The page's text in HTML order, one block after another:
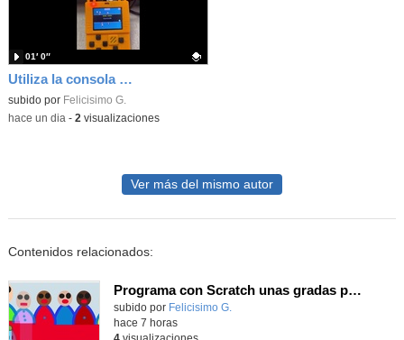
Utiliza la consola Meowbit de KIttenbot para jugar con tus programas MakeCode Arcade
Contenido educativo.
subido por Felicisimo G.
01′ 0″
-hace un dia - 2 visualizaciones
Ver más del mismo autor
Contenidos relacionados:
Programa con Scratch unas gradas para que produzca el efecto de desplazamiento.
Contenido educativo.
subido por Felicisimo G.
hace 7 horas